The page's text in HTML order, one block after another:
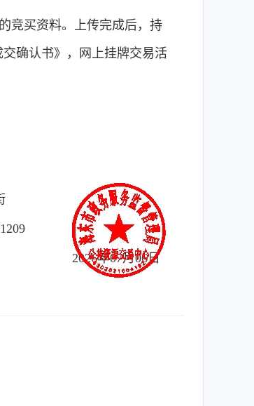
竞买资料。上传完成后，持
确认书》，网上挂牌交易活
2026年07月06日